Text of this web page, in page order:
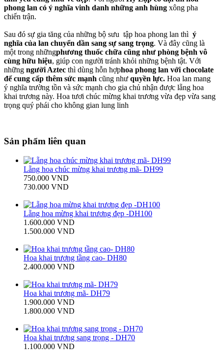
phong lan có ý nghĩa vinh danh những anh hùng xông pha
chiến trận.
Sau đó sự gia tăng của những bộ sưu tập hoa phong lan thì ý
nghĩa của lan chuyển dần sang sự sang trọng. Và đây cũng là
một trong nhữngphương thuốc chữa cũng như phòng bệnh vô
cùng hữu hiệu, giúp con người tránh khỏi những bệnh tật. Với
những người Aztec thì dùng hỗn hợphoa phong lan với chocolate
để cung cấp thêm sức mạnh cũng như quyền lực. Hoa lan mang
ý nghĩa trường tồn và sức mạnh cho gia chủ nhận được lẵng hoa
khai trương này. Hoa tươi chúc mừng khai trương vừa đẹp vừa sang
trọng quý phái cho không gian lung linh
Sản phẩm liên quan
Lẵng hoa chúc mừng khai trương mã- DH99
750.000 VND
730.000 VND
Lẵng hoa mừng khai trương đẹp -DH100
1.600.000 VND
1.500.000 VND
Hoa khai trương tầng cao- DH80
2.400.000 VND
Hoa khai trương mã- DH79
1.900.000 VND
1.800.000 VND
Hoa khai trương sang trọng - DH70
1.100.000 VND